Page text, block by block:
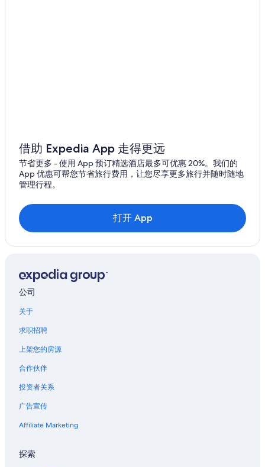
借助 Expedia App 走得更远
节省更多 - 使用 App 预订精选酒店最多可优惠 20%。我们的
App 优惠可帮您节省旅行费用，让您尽享更多旅行并随时随地
管理行程。
打开 App
公司
关于
求职招聘
上架您的房源
合作伙伴
投资者关系
广告宣传
Affiliate Marketing
探索